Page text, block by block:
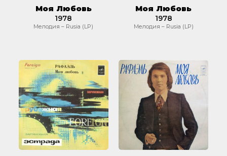
Моя Любовь
1978
Мелодия – Rusia (LP)
Моя Любовь
1978
Мелодия – Rusia (LP)
Моя
Любовь
Моя
Любовь